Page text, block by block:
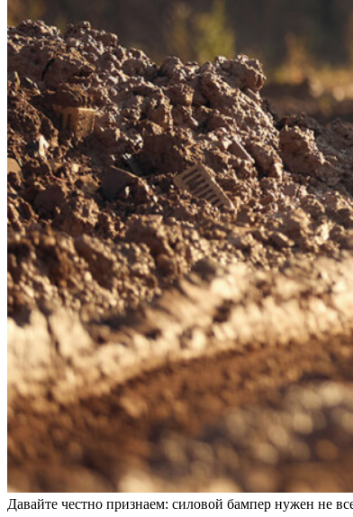
Давайте честно признаем: силовой бампер нужен не